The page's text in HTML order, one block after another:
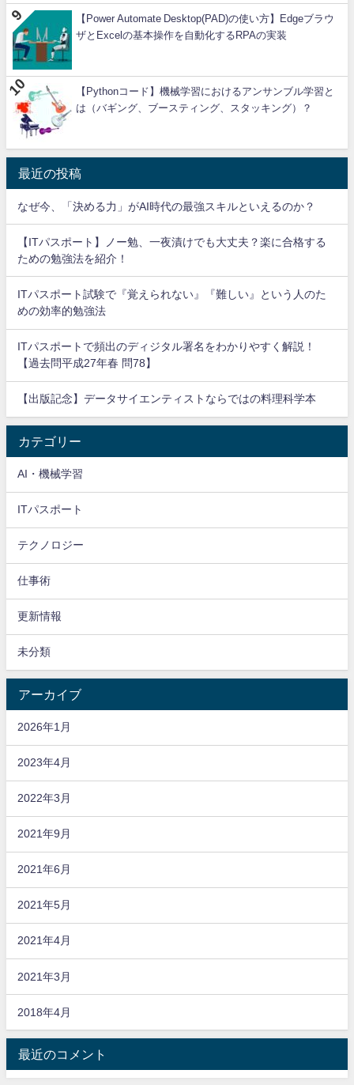
【Power Automate Desktop(PAD)の使い方】Edgeブラウ
ザとExcelの基本操作を自動化するRPAの実装
【Pythonコード】機械学習におけるアンサンブル学習と
は（バギング、ブースティング、スタッキング）？
最近の投稿
なぜ今、「決める力」がAI時代の最強スキルといえるのか？
【ITパスポート】ノー勉、一夜漬けでも大丈夫？楽に合格する
ための勉強法を紹介！
ITパスポート試験で『覚えられない』『難しい』という人のた
めの効率的勉強法
ITパスポートで頻出のディジタル署名をわかりやすく解説！
【過去問平成27年春 問78】
【出版記念】データサイエンティストならではの料理科学本
カテゴリー
AI・機械学習
ITパスポート
テクノロジー
仕事術
更新情報
未分類
アーカイブ
2026年1月
2023年4月
2022年3月
2021年9月
2021年6月
2021年5月
2021年4月
2021年3月
2018年4月
最近のコメント